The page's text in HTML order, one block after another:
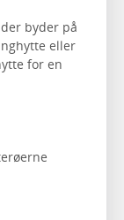
byder på
eller
for en